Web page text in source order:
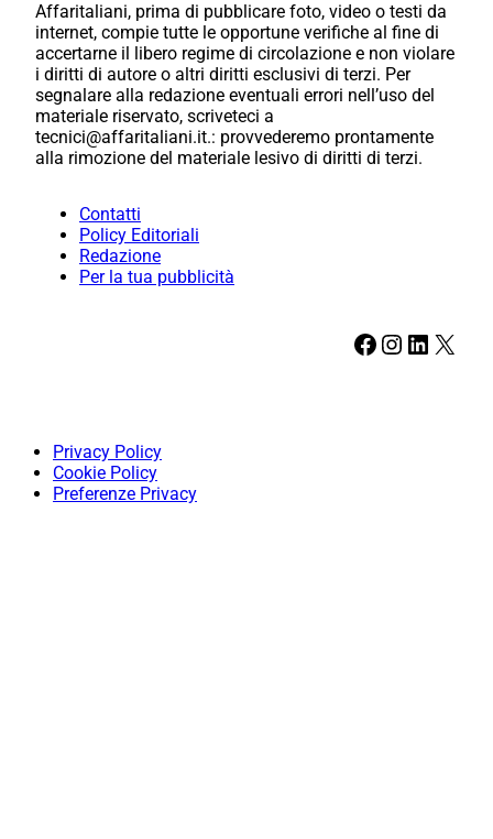
Affaritaliani, prima di pubblicare foto, video o testi da
internet, compie tutte le opportune verifiche al fine di
accertarne il libero regime di circolazione e non violare
i diritti di autore o altri diritti esclusivi di terzi. Per
segnalare alla redazione eventuali errori nell’uso del
materiale riservato, scriveteci a
tecnici@affaritaliani.it.: provvederemo prontamente
alla rimozione del materiale lesivo di diritti di terzi.
Contatti
Policy Editoriali
Redazione
Per la tua pubblicità
Facebook Instagram LinkedIn X
Privacy Policy
Cookie Policy
Preferenze Privacy